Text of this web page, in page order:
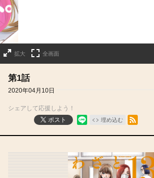
拡大 全画面
第1話
2020年04月10日
シェアして応援しよう！
ポスト
埋め込む
RSSフィード